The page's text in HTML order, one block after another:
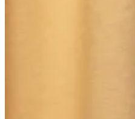
de suas APIs para ajudar as